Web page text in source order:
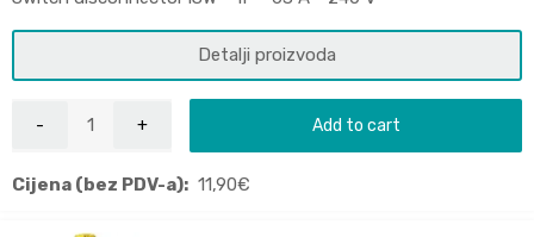
Detalji proizvoda
Add to cart
Cijena (bez PDV-a): 11,90€